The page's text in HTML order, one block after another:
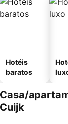
Hotéis
baratos
Casa/
Cuijk